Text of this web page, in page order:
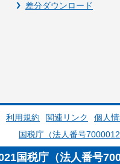
差分ダウンロード
利用規約 関連リンク 個人
国税庁（法人番号
国税庁（法人番号